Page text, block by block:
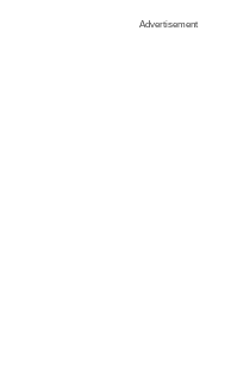
Advertisement